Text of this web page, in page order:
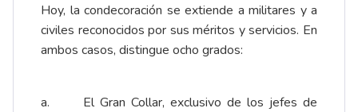
Hoy, la condecoración se extiende a militares y a
civiles reconocidos por sus méritos y servicios. En
ambos casos, distingue ocho grados:
a. El Gran Collar, exclusivo de los jefes de